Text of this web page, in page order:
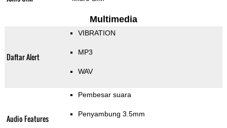
Multimedia
Daftar Alert
VIBRATION
MP3
WAV
Audio Features
Pembesar suara
Penyambung 3.5mm